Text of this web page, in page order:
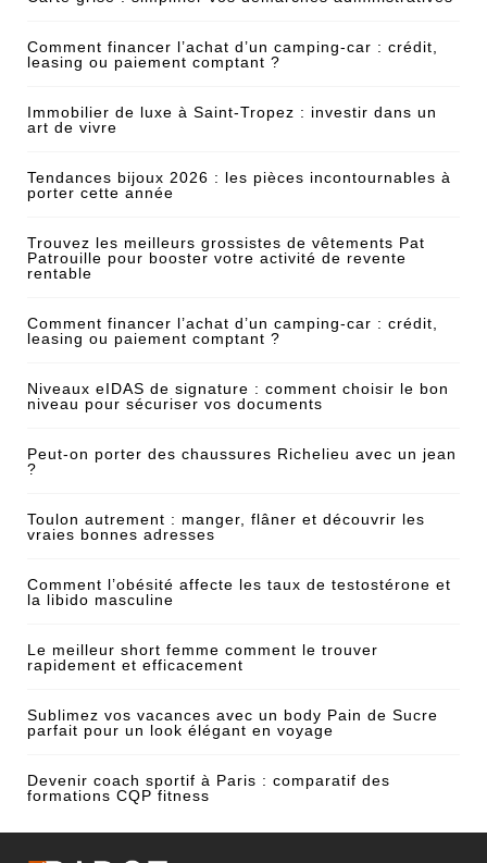
Comment financer l’achat d’un camping-car : crédit,
leasing ou paiement comptant ?
Immobilier de luxe à Saint-Tropez : investir dans un
art de vivre
Tendances bijoux 2026 : les pièces incontournables à
porter cette année
Trouvez les meilleurs grossistes de vêtements Pat
Patrouille pour booster votre activité de revente
rentable
Comment financer l’achat d’un camping-car : crédit,
leasing ou paiement comptant ?
Niveaux eIDAS de signature : comment choisir le bon
niveau pour sécuriser vos documents
Peut-on porter des chaussures Richelieu avec un jean
?
Toulon autrement : manger, flâner et découvrir les
vraies bonnes adresses
Comment l’obésité affecte les taux de testostérone et
la libido masculine
Le meilleur short femme comment le trouver
rapidement et efficacement
Sublimez vos vacances avec un body Pain de Sucre
parfait pour un look élégant en voyage
Devenir coach sportif à Paris : comparatif des
formations CQP fitness